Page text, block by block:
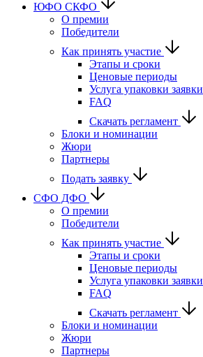
ЮФО СКФО
О премии
Победители
Как принять участие
Этапы и сроки
Ценовые периоды
Услуга упаковки заявки
FAQ
Скачать регламент
Блоки и номинации
Жюри
Партнеры
Подать заявку
CФО ДФО
О премии
Победители
Как принять участие
Этапы и сроки
Ценовые периоды
Услуга упаковки заявки
FAQ
Скачать регламент
Блоки и номинации
Жюри
Партнеры